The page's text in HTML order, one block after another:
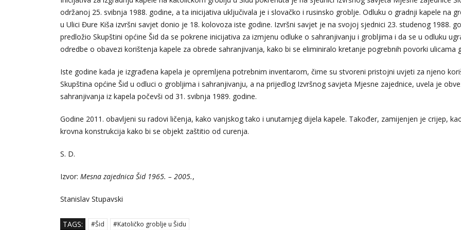
održanoj 25. svibnja 1988. godine, a ta inicijativa uključivala je i slovačko i rusinsko groblje. Odluku o gradnji kapele na
u Ulici Đure Kiša izvršni savjet donio je 18. kolovoza iste godine. Izvršni savjet je na svojoj sjednici 23. studenog 1988.
predložio Skupštini općine Šid da se pokrene inicijativa za izmjenu odluke o sahranjivanju i grobljima i da se u odluku
odredbe o obavezi korištenja kapele za obrede sahranjivanja, kako bi se eliminiralo kretanje pogrebnih povorki ulicama
Iste godine kada je izgrađena kapela je opremljena potrebnim inventarom, čime su stvoreni pristojni uvjeti za njeno
Skupština općine Šid u odluci o grobljima i sahranjivanju, a na prijedlog Izvršnog savjeta Mjesne zajednice, uvela je
sahranjivanja iz kapela počevši od 31. svibnja 1989. godine.
Godine 2011. obavljeni su radovi ličenja, kako vanjskog tako i unutarnjeg dijela kapele. Također, zamijenjen je crijep,
krovna konstrukcija kako bi se objekt zaštitio od curenja.
S. D.
Izvor: Mesna zajednica Šid 1965. – 2005.,
Stanislav Stupavski
TAGS: #Šid #Katoličko groblje u Šidu